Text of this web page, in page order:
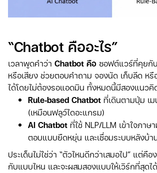
“Chatbot คืออะไร”
เวลาพูดคำว่า Chatbot คือ ซอฟต์แวร์ที่คุยกั
หรือเสียง ช่วยตอบคำถาม จองนัด เก็บลีด ห
ได้โดยไม่ต้องรอแอดมิน ทั้งหมดนี้มีสองแนว
Rule‑based Chatbot ที่เดินตามปุ่ม เม
(เหมือนฟลูว์ไดอะแกรม)
AI Chatbot ที่ใช้ NLP/LLM เข้าใจภา
ตอบแบบยืดหยุ่น และเชื่อมระบบหลังบ้า
ประเด็นไม่ใช่ว่า “ตัวไหนดีกว่าเสมอไป” แต่คื
กับแบบไหน และจะผสมสองแบบให้เวิร์กที่สุดไ